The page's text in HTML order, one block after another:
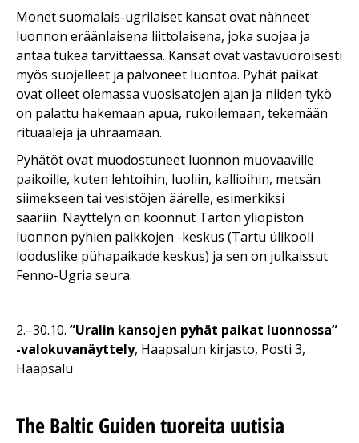
Monet suomalais-ugrilaiset kansat ovat nähneet
luonnon eräänlaisena liittolaisena, joka suojaa ja
antaa tukea tarvittaessa. Kansat ovat vastavuoroisesti
myös suojelleet ja palvoneet luontoa. Pyhät paikat
ovat olleet olemassa vuosisatojen ajan ja niiden tykö
on palattu hakemaan apua, rukoilemaan, tekemään
rituaaleja ja uhraamaan.
Pyhätöt ovat muodostuneet luonnon muovaaville
paikoille, kuten lehtoihin, luoliin, kallioihin, metsän
siimekseen tai vesistöjen äärelle, esimerkiksi
saariin. Näyttelyn on koonnut Tarton yliopiston
luonnon pyhien paikkojen -keskus (Tartu ülikooli
looduslike pühapaikade keskus) ja sen on julkaissut
Fenno-Ugria seura.
2.–30.10. ”Uralin kansojen pyhät paikat luonnossa”
-valokuvanäyttely, Haapsalun kirjasto, Posti 3,
Haapsalu
The Baltic Guiden tuoreita uutisia